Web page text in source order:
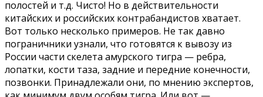
полостей и т.д. Чисто! Но в действительности
китайских и российских контрабандистов хватает.
Вот только несколько примеров. Не так давно
пограничники узнали, что готовятся к вывозу из
России части скелета амурского тигра — ребра,
лопатки, кости таза, задние и передние конечности,
позвонки. Принадлежали они, по мнению экспертов,